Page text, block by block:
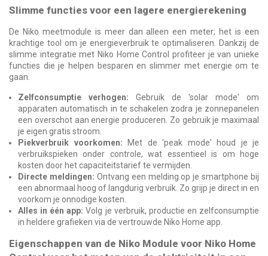
Slimme functies voor een lagere energierekening
De Niko meetmodule is meer dan alleen een meter; het is een
krachtige tool om je energieverbruik te optimaliseren. Dankzij de
slimme integratie met Niko Home Control profiteer je van unieke
functies die je helpen besparen en slimmer met energie om te
gaan.
Zelfconsumptie verhogen: Gebruik de 'solar mode' om
apparaten automatisch in te schakelen zodra je zonnepanelen
een overschot aan energie produceren. Zo gebruik je maximaal
je eigen gratis stroom.
Piekverbruik voorkomen: Met de 'peak mode' houd je je
verbruikspieken onder controle, wat essentieel is om hoge
kosten door het capaciteitstarief te vermijden.
Directe meldingen: Ontvang een melding op je smartphone bij
een abnormaal hoog of langdurig verbruik. Zo grijp je direct in en
voorkom je onnodige kosten.
Alles in één app: Volg je verbruik, productie en zelfconsumptie
in heldere grafieken via de vertrouwde Niko Home app.
Eigenschappen van de Niko Module voor Niko Home